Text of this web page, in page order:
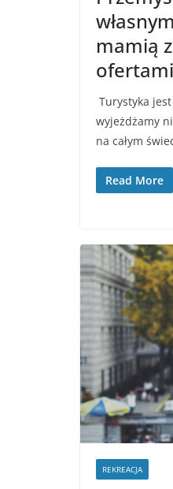
mamią
Turystyka
wyjeżdżamy
na całym
Read More
REKREACJA